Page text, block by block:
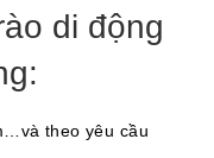
di động
theo yêu cầu